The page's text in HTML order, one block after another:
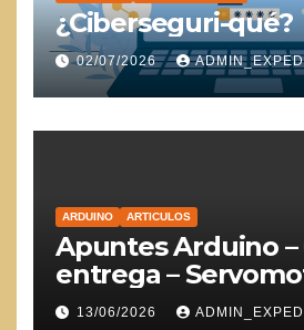
¿Ciberseguri-qué?
02/07/2026
ARDUINO ARTICULOS
Apuntes Arduino –
entrega –
13/06/2026